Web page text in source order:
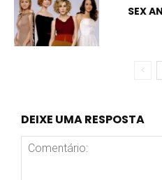
SEX
DEIXE UMA RESPOSTA